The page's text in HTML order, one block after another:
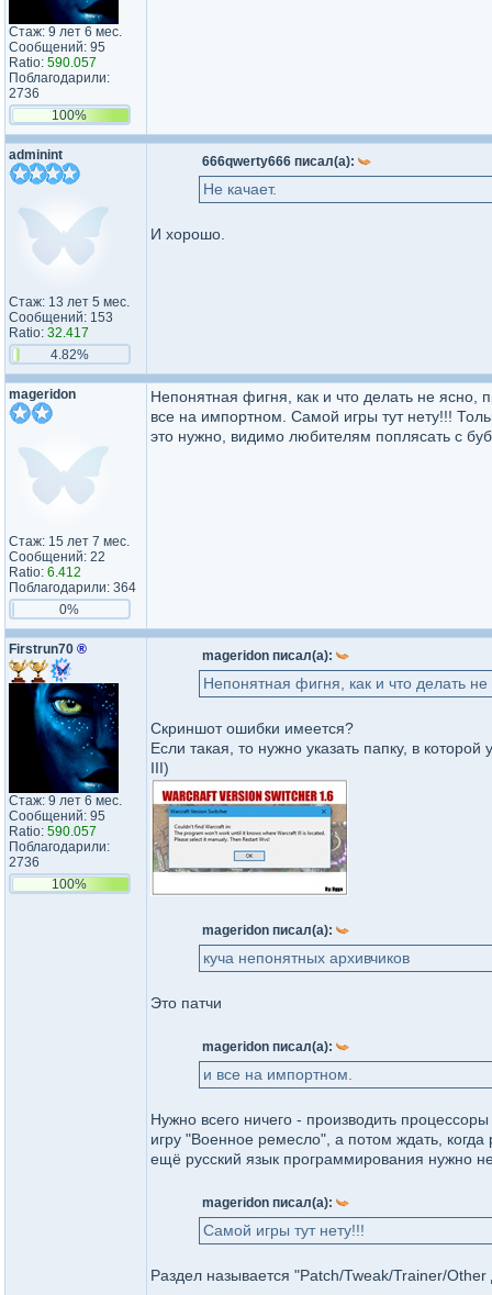
Стаж: 9 лет 6 мес.
Сообщений: 95
Ratio: 590.057
Поблагодарили:
2736
100%
adminint
Стаж: 13 лет 5 мес.
Сообщений: 153
Ratio: 32.417
4.82%
666qwerty666 писал(а):
Не качает.
И хорошо.
mageridon
Стаж: 15 лет 7 мес.
Сообщений: 22
Ratio: 6.412
Поблагодарили: 364
0%
Непонятная фигня, как и что делать не ясно,
все на импортном. Самой игры тут нету!!!
это нужно, видимо любителям поплясать с
Firstrun70 ®
Стаж: 9 лет 6 мес.
Сообщений: 95
Ratio: 590.057
Поблагодарили:
2736
100%
mageridon писал(а):
Непонятная фигня, как и что делать
Скриншот ошибки имеется?
Если такая, то нужно указать папку, в
III)
mageridon писал(а):
куча непонятных архивчиков
Это патчи
mageridon писал(а):
и все на импортном.
Нужно всего ничего - производить
игру "Военное ремесло", а потом ждать,
ещё русский язык программирования нужно
mageridon писал(а):
Самой игры тут нету!!!
Раздел называется "Patch/Tweak/Trainer/Other